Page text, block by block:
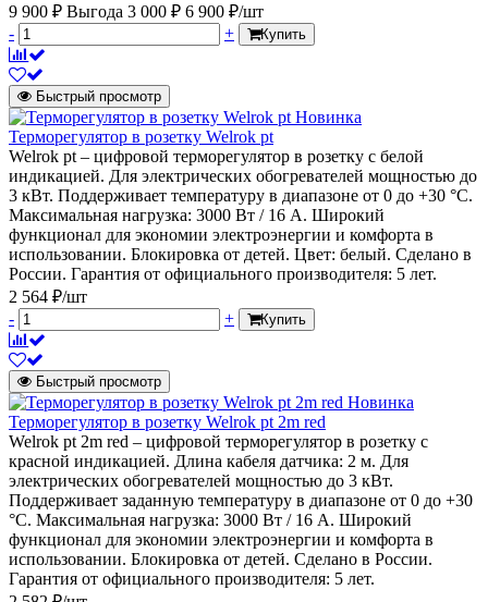
9 900 ₽ Выгода 3 000 ₽ 6 900 ₽/шт
-
+ Купить
Быстрый просмотр
Новинка
Терморегулятор в розетку Welrok pt
Welrok pt – цифровой терморегулятор в розетку с белой
индикацией. Для электрических обогревателей мощностью до
3 кВт. Поддерживает температуру в диапазоне от 0 до +30 °С.
Максимальная нагрузка: 3000 Вт / 16 А. Широкий
функционал для экономии электроэнергии и комфорта в
использовании. Блокировка от детей. Цвет: белый. Сделано в
России. Гарантия от официального производителя: 5 лет.
2 564 ₽/шт
-
+ Купить
Быстрый просмотр
Новинка
Терморегулятор в розетку Welrok pt 2m red
Welrok pt 2m red – цифровой терморегулятор в розетку с
красной индикацией. Длина кабеля датчика: 2 м. Для
электрических обогревателей мощностью до 3 кВт.
Поддерживает заданную температуру в диапазоне от 0 до +30
°С. Максимальная нагрузка: 3000 Вт / 16 А. Широкий
функционал для экономии электроэнергии и комфорта в
использовании. Блокировка от детей. Сделано в России.
Гарантия от официального производителя: 5 лет.